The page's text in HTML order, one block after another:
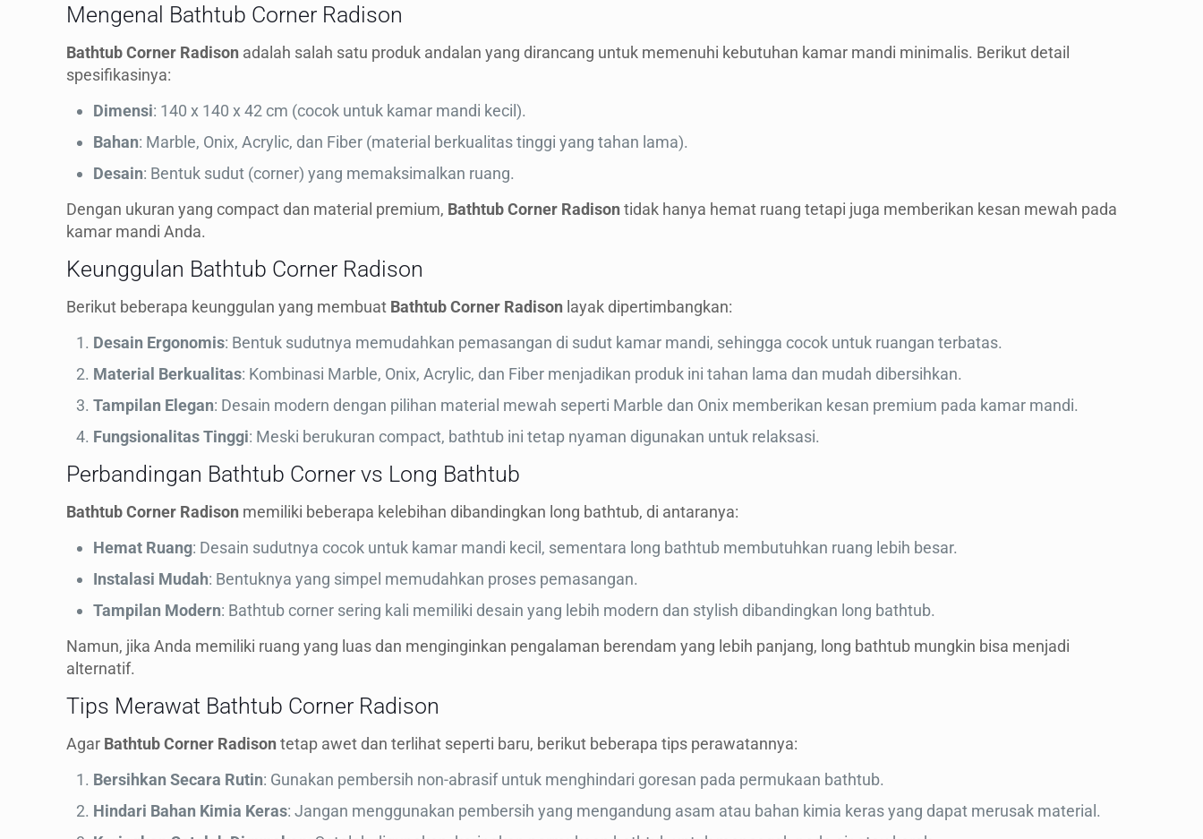
Mengenal Bathtub Corner Radison
Bathtub Corner Radison adalah salah satu produk andalan yang dirancang untuk memenuhi kebutuhan kamar mandi minimalis. Berikut detail
spesifikasinya:
Dimensi: 140 x 140 x 42 cm (cocok untuk kamar mandi kecil).
Bahan: Marble, Onix, Acrylic, dan Fiber (material berkualitas tinggi yang tahan lama).
Desain: Bentuk sudut (corner) yang memaksimalkan ruang.
Dengan ukuran yang compact dan material premium, Bathtub Corner Radisontidak hanya hemat ruang tetapi juga memberikan kesan mewah pada
kamar mandi Anda.
Keunggulan Bathtub Corner Radison
Berikut beberapa keunggulan yang membuat Bathtub Corner Radison layak dipertimbangkan:
Desain Ergonomis: Bentuk sudutnya memudahkan pemasangan di sudut kamar mandi, sehingga cocok untuk ruangan terbatas.
Material Berkualitas: Kombinasi Marble, Onix, Acrylic, dan Fiber menjadikan produk ini tahan lama dan mudah dibersihkan.
Tampilan Elegan: Desain modern dengan pilihan material mewah seperti Marble dan Onix memberikan kesan premium pada kamar mandi.
Fungsionalitas Tinggi: Meski berukuran compact, bathtub ini tetap nyaman digunakan untuk relaksasi.
Perbandingan Bathtub Corner vs Long Bathtub
Bathtub Corner Radison memiliki beberapa kelebihan dibandingkan long bathtub, di antaranya:
Hemat Ruang: Desain sudutnya cocok untuk kamar mandi kecil, sementara long bathtub membutuhkan ruang lebih besar.
Instalasi Mudah: Bentuknya yang simpel memudahkan proses pemasangan.
Tampilan Modern: Bathtub corner sering kali memiliki desain yang lebih modern dan stylish dibandingkan long bathtub.
Namun, jika Anda memiliki ruang yang luas dan menginginkan pengalaman berendam yang lebih panjang, long bathtub mungkin bisa menjadi
alternatif.
Tips Merawat Bathtub Corner Radison
Agar Bathtub Corner Radisontetap awet dan terlihat seperti baru, berikut beberapa tips perawatannya:
Bersihkan Secara Rutin: Gunakan pembersih non-abrasif untuk menghindari goresan pada permukaan bathtub.
Hindari Bahan Kimia Keras: Jangan menggunakan pembersih yang mengandung asam atau bahan kimia keras yang dapat merusak material.